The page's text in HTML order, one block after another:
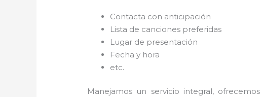
Contacta con anticipación
Lista de canciones preferidas
Lugar de presentación
Fecha y hora
etc.
Manejamos un servicio integral,